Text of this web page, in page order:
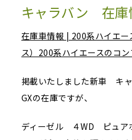
キャラバン 在庫
在庫車情報 | 200系ハイエ
ス）200系ハイエースのコ
掲載いたしました新車 キ
GXの在庫ですが、
ディーゼル ４WD ピュア